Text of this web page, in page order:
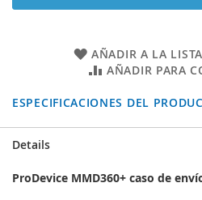
AÑADIR A LA
AÑADIR PARA
ESPECIFICACIONES DEL
Details
ProDevice MMD360+ caso de